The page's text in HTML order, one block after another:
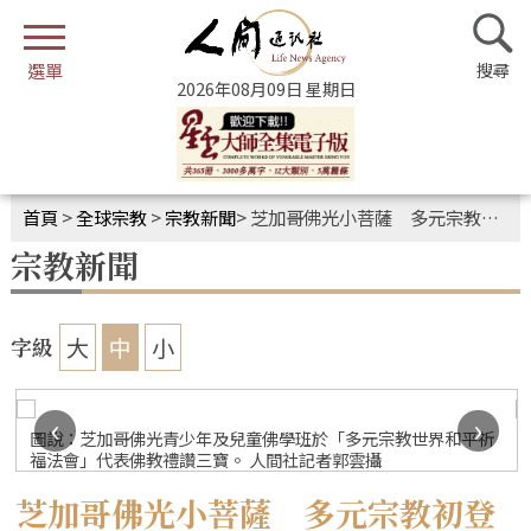
2026年08月09日 星期日
首頁 >全球宗教>宗教新聞>芝加哥佛光小菩薩 多元宗教初登場信仰傳承遍十方
宗教新聞
字級 大 中 小
圖說：芝加哥佛光青少年及兒童佛學班於「多元宗教世界和平祈
福法會」代表佛教禮讚三寶。 人間社記者郭雲攝
‹
›
芝加哥佛光小菩薩 多元宗教初登